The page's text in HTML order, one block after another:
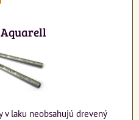
v laku neobsahujú drevený